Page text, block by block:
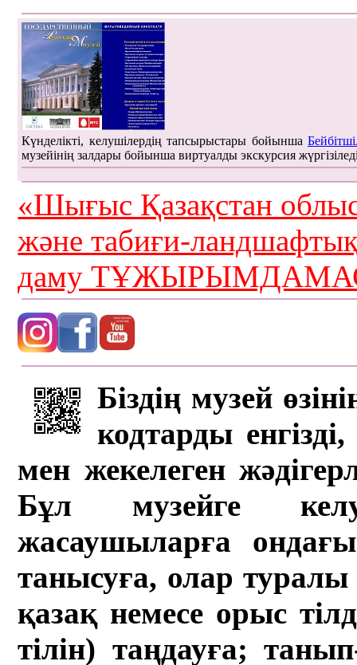
Күнделікті, келушілердің тапсырыстары бойынша
музейінің залдары бойынша виртуалды экскурсия
«Шығыс Қазақстан
және табиғи-
даму
Біздің музей
кодтарды
мен жекелеген
Бұл музейге
жасаушыларға
танысуға, олар туралы
қазақ немесе орыс
тілін) таңдауға;